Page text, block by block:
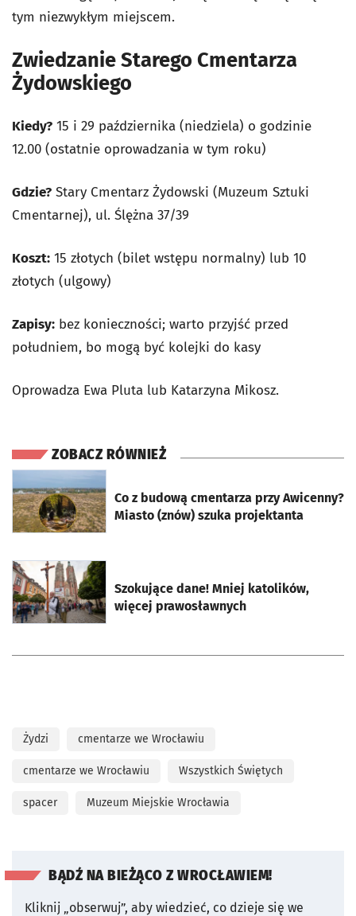
tym niezwykłym miejscem.
Zwiedzanie Starego Cmentarza
Żydowskiego
Kiedy? 15 i 29 października (niedziela) o godzinie
12.00 (ostatnie oprowadzania w tym roku)
Gdzie? Stary Cmentarz Żydowski (Muzeum Sztuki
Cmentarnej), ul. Ślężna 37/39
Koszt: 15 złotych (bilet wstępu normalny) lub 10
złotych (ulgowy)
Zapisy: bez konieczności; warto przyjść przed
południem, bo mogą być kolejki do kasy
Oprowadza Ewa Pluta lub Katarzyna Mikosz.
ZOBACZ RÓWNIEŻ
Co z budową cmentarza przy Awicenny?
Miasto (znów) szuka projektanta
otworzy się w nowej karcie
Szokujące dane! Mniej katolików,
więcej prawosławnych
otworzy się w nowej karcie
Żydzi cmentarze we Wrocławiu
cmentarze we Wrocławiu Wszystkich Świętych
spacer Muzeum Miejskie Wrocławia
BĄDŹ NA BIEŻĄCO Z WROCŁAWIEM!
Kliknij „obserwuj”, aby wiedzieć, co dzieje się we